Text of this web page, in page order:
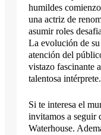
humildes
una actriz de
asumir roles
La evolución de
atención del
vistazo fascinante
talentosa intérprete.
Si te interesa el
invitamos a seguir
Waterhouse.